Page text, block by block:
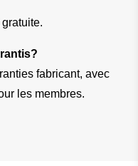
fabricant, avec
les membres.